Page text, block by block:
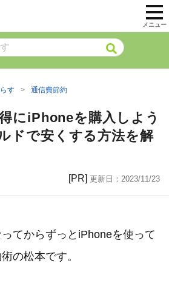
メニュー
す 通信費節約
にiPhoneを購入しよう
ドで安くする方法を解
[PR] 更新日： 2023/11/23
てからずっとiPhoneを使って
の松本です。